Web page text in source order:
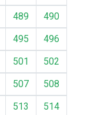
489
490
495
496
501
502
507
508
513
514